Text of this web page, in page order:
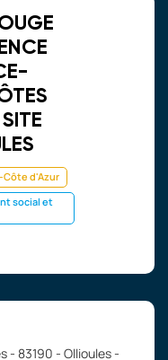
d'Azur
social et
- 83190 - Ollioules -